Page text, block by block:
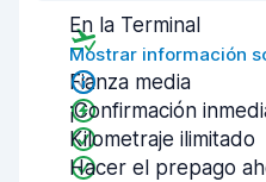
En la Terminal
Mostrar información
Fianza media
¡Confirmación
Kilometraje ilimitado
Hacer el prepago